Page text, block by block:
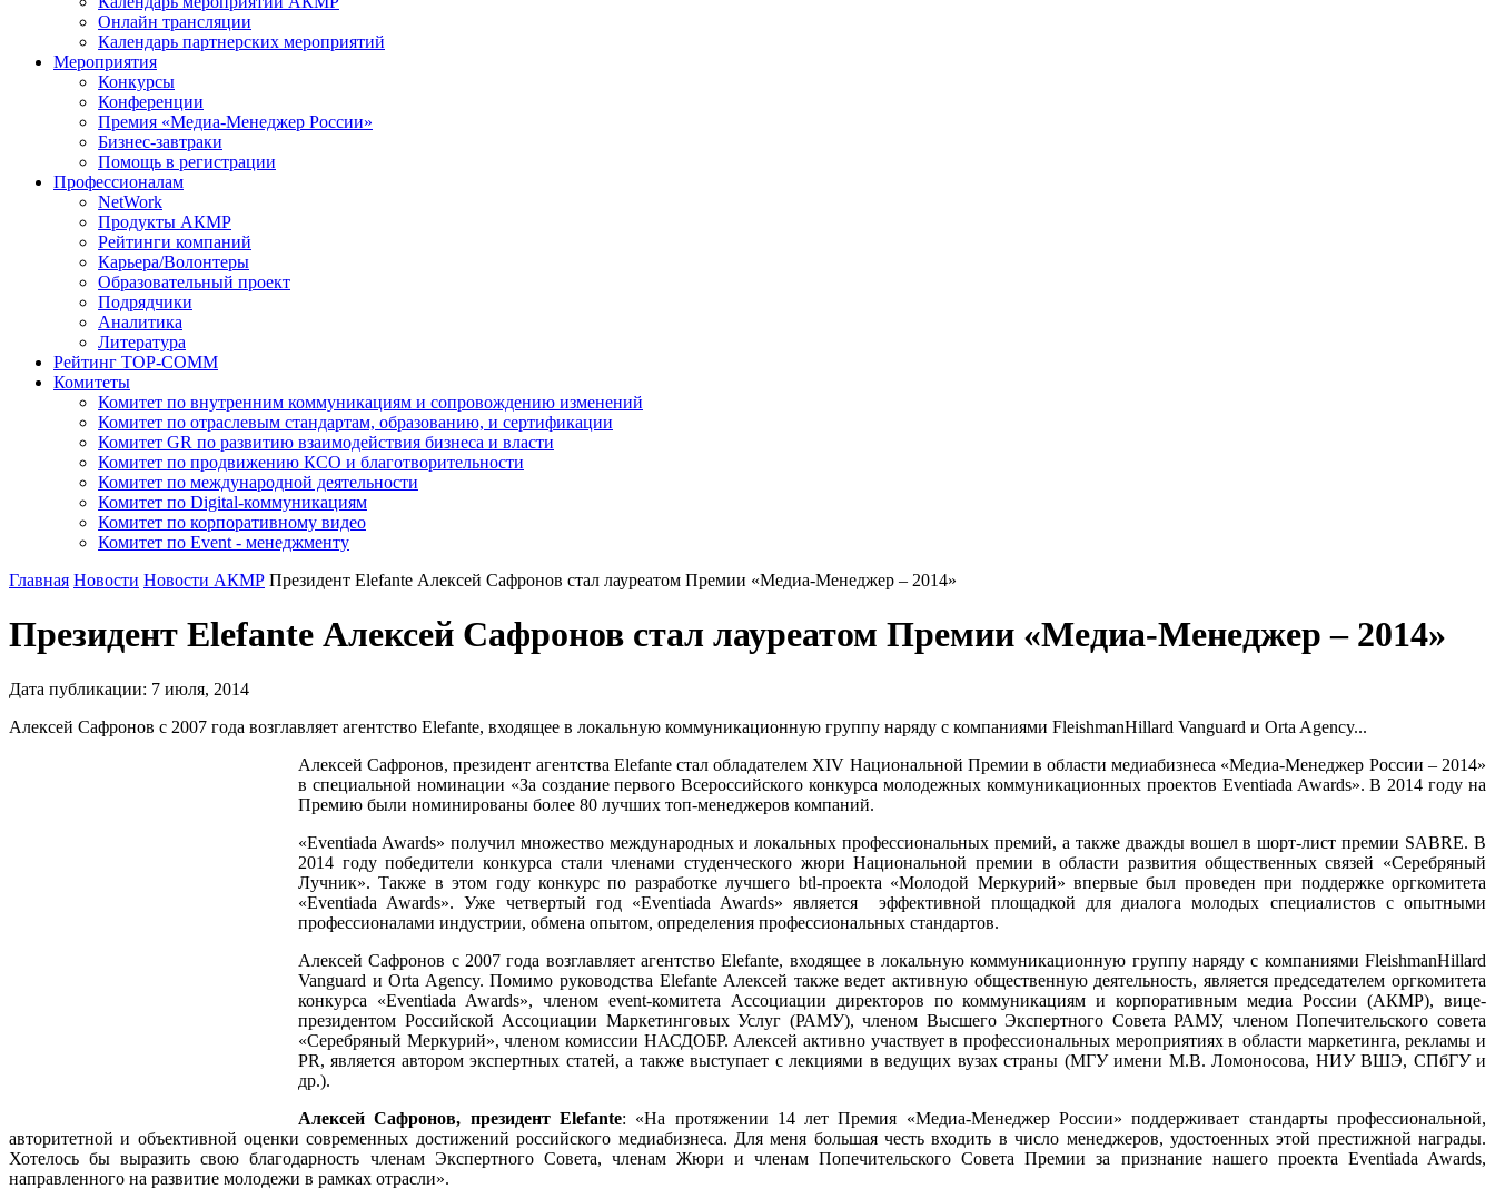
Онлайн трансляции
Календарь партнерских мероприятий
Мероприятия
Конкурсы
Конференции
Премия «Медиа-Менеджер России»
Бизнес-завтраки
Помощь в регистрации
Профессионалам
NetWork
Продукты АКМР
Рейтинги компаний
Карьера/Волонтеры
Образовательный проект
Подрядчики
Аналитика
Литература
Рейтинг TOP-COMM
Комитеты
Комитет по внутренним коммуникациям и сопровождению изменений
Комитет по отраслевым стандартам, образованию, и сертификации
Комитет GR по развитию взаимодействия бизнеса и власти
Комитет по продвижению КСО и благотворительности
Комитет по международной деятельности
Комитет по Digital-коммуникациям
Комитет по корпоративному видео
Комитет по Event - менеджменту
Главная Новости Новости АКМР Президент Elefante Алексей Сафронов стал лауреатом Премии «Медиа-Менеджер – 2014»
Президент Elefante Алексей Сафронов стал лауреатом Премии «Медиа-Менеджер – 2014»
Дата публикации: 7 июля, 2014
Алексей Сафронов с 2007 года возглавляет агентство Elefante, входящее в локальную коммуникационную группу наряду с компаниями FleishmanHillard Vanguard и Orta Agency...
Алексей Сафронов, президент агентства Elefante стал обладателем XIV Национальной Премии в области медиабизнеса «Медиа-Менеджер России – 2014»
в специальной номинации «За создание первого Всероссийского конкурса молодежных коммуникационных проектов Eventiada Awards». В 2014 году на
Премию были номинированы более 80 лучших топ-менеджеров компаний.
«Eventiada Awards» получил множество международных и локальных профессиональных премий, а также дважды вошел в шорт-лист премии SABRE. В
2014 году победители конкурса стали членами студенческого жюри Национальной премии в области развития общественных связей «Серебряный
Лучник». Также в этом году конкурс по разработке лучшего btl-проекта «Молодой Меркурий» впервые был проведен при поддержке оргкомитета
«Eventiada Awards». Уже четвертый год «Eventiada Awards» является эффективной площадкой для диалога молодых специалистов с опытными
профессионалами индустрии, обмена опытом, определения профессиональных стандартов.
Алексей Сафронов с 2007 года возглавляет агентство Elefante, входящее в локальную коммуникационную группу наряду с компаниями FleishmanHillard
Vanguard и Orta Agency. Помимо руководства Elefante Алексей также ведет активную общественную деятельность, является председателем оргкомитета
конкурса «Eventiada Awards», членом event-комитета Ассоциации директоров по коммуникациям и корпоративным медиа России (АКМР), вице-
президентом Российской Ассоциации Маркетинговых Услуг (РАМУ), членом Высшего Экспертного Совета РАМУ, членом Попечительского совета
«Серебряный Меркурий», членом комиссии НАСДОБР. Алексей активно участвует в профессиональных мероприятиях в области маркетинга, рекламы и
PR, является автором экспертных статей, а также выступает с лекциями в ведущих вузах страны (МГУ имени М.В. Ломоносова, НИУ ВШЭ, СПбГУ и
др.).
Алексей Сафронов, президент Elefante: «На протяжении 14 лет Премия «Медиа-Менеджер России» поддерживает стандарты профессиональной,
авторитетной и объективной оценки современных достижений российского медиабизнеса. Для меня большая честь входить в число менеджеров, удостоенных этой престижной награды.
Хотелось бы выразить свою благодарность членам Экспертного Совета, членам Жюри и членам Попечительского Совета Премии за признание нашего проекта Eventiada Awards,
направленного на развитие молодежи в рамках отрасли».